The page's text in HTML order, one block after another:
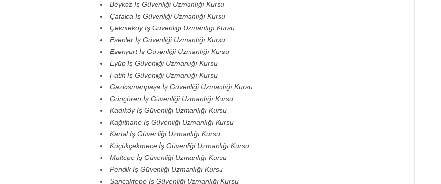
Beykoz İş Güvenliği Uzmanlığı Kursu
Çatalca İş Güvenliği Uzmanlığı Kursu
Çekmeköy İş Güvenliği Uzmanlığı Kursu
Esenler İş Güvenliği Uzmanlığı Kursu
Esenyurt İş Güvenliği Uzmanlığı Kursu
Eyüp İş Güvenliği Uzmanlığı Kursu
Fatih İş Güvenliği Uzmanlığı Kursu
Gaziosmanpaşa İş Güvenliği Uzmanlığı Kursu
Güngören İş Güvenliği Uzmanlığı Kursu
Kadıköy İş Güvenliği Uzmanlığı Kursu
Kağıthane İş Güvenliği Uzmanlığı Kursu
Kartal İş Güvenliği Uzmanlığı Kursu
Küçükçekmece İş Güvenliği Uzmanlığı Kursu
Maltepe İş Güvenliği Uzmanlığı Kursu
Pendik İş Güvenliği Uzmanlığı Kursu
Sancaktepe İş Güvenliği Uzmanlığı Kursu